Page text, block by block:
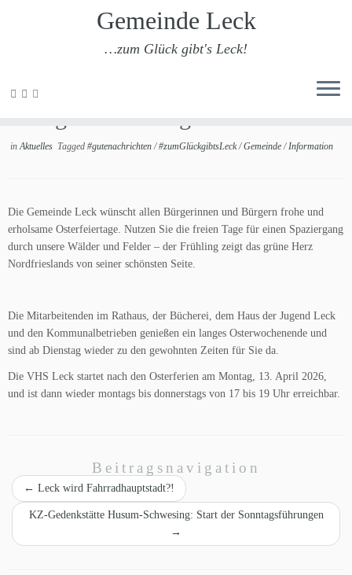
Zum
Gemeinde Leck
…zum Glück gibt's Leck!
inAktuelles Tagged #gutenachrichten/#zumGlückgibtsLeck/Gemeinde/Information
Die Gemeinde Leck wünscht allen Bürgerinnen und Bürgern frohe und
erholsame Osterfeiertage. Nutzen Sie die freien Tage für einen Spaziergang
durch unsere Wälder und Felder – der Frühling zeigt das grüne Herz
Nordfrieslands von seiner schönsten Seite.
Die Mitarbeitenden im Rathaus, der Bücherei, dem Haus der Jugend Leck
und den Kommunalbetrieben genießen ein langes Osterwochenende und
sind ab Dienstag wieder zu den gewohnten Zeiten für Sie da.
Die VHS Leck startet nach den Osterferien am Montag, 13. April 2026,
und ist dann wieder montags bis donnerstags von 17 bis 19 Uhr erreichbar.
Beitragsnavigation
← Leck wird Fahrradhauptstadt?!
KZ-Gedenkstätte Husum-Schwesing: Start der Sonntagsführungen
→